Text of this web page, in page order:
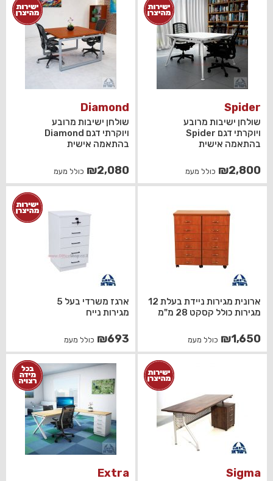
Spider
שולחן ישיבות מרובע
ויוקרתי דגם Spider
בהתאמה אישית
₪2,800 כולל מעמ
Diamond
שולחן ישיבות מרובע
ויוקרתי דגם Diamond
בהתאמה אישית
₪2,080 כולל מעמ
ארונית מגירות ניידת בעלת 12
מגירות כולל קסקט 28 מ"מ
₪1,650 כולל מעמ
ארגז משרדי בעל 5
מגירות נייח
₪693 כולל מעמ
Sigma
Extra